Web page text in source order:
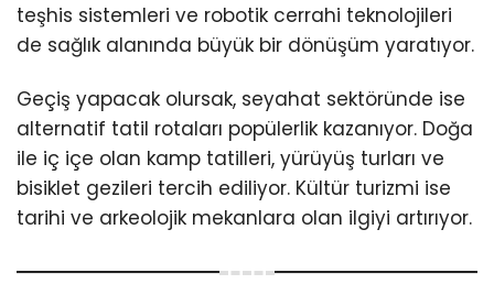
teşhis sistemleri ve robotik cerrahi teknolojileri
de sağlık alanında büyük bir dönüşüm yaratıyor.
Geçiş yapacak olursak, seyahat sektöründe ise
alternatif tatil rotaları popülerlik kazanıyor. Doğa
ile iç içe olan kamp tatilleri, yürüyüş turları ve
bisiklet gezileri tercih ediliyor. Kültür turizmi ise
tarihi ve arkeolojik mekanlara olan ilgiyi artırıyor.